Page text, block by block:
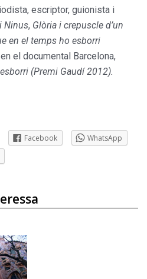
escriptor, guionista i
Ninus, Glòria i crepuscle d’un
en el temps ho esborri
el documental Barcelona,
(Premi Gaudí 2012).
Facebook
WhatsApp